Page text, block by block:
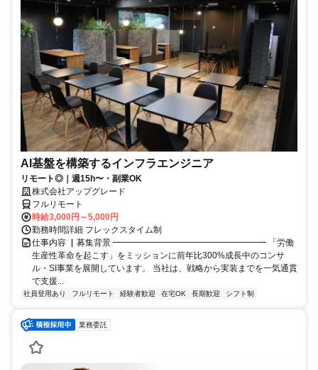
AI基盤を構築するインフラエンジニア
リモート◎｜週15h〜・副業OK
株式会社アップグレード
フルリモート
時給3,000円～5,000円
勤務時間詳細 フレックスタイム制
仕事内容 ▏募集背景 ━━━━━━━━━━━━━━━━━━ 「労働
生産性革命を起こす」をミッションに前年比300%成長中のコンサ
ル・SI事業を展開しています。 当社は、戦略から実装までを一気通貫
で支援...
社員登用あり フルリモート 経験者歓迎 在宅OK 長期歓迎 シフト制
業務委託